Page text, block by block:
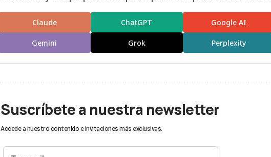
Claude ChatGPT Google AI
Gemini Grok Perplexity
Suscríbete a nuestra newsletter
Accede a nuestro contenido e invitaciones más exclusivas.